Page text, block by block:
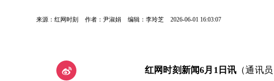
来源：红网时刻 作者：尹淑娟 编辑：李玲芝 2026-06-01 16:03:07
红网时刻新闻6月1日讯 （通讯